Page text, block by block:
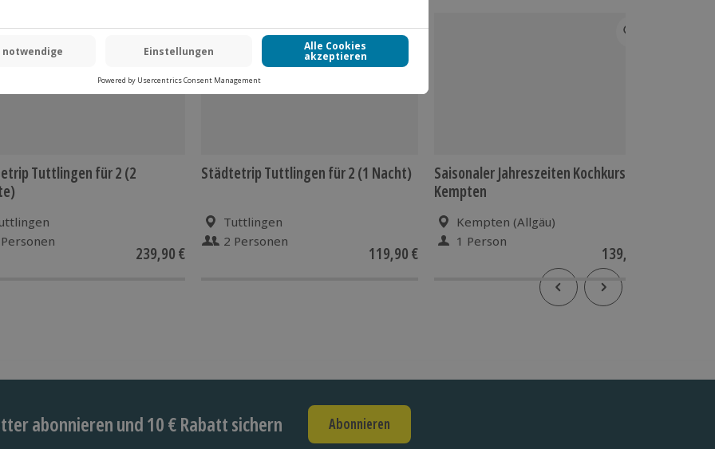
Tuttlingen für 2 (2
239,90 €
Städtetrip Tuttlingen für 2 (1 Nacht)
Tuttlingen
2 Personen
119,90 €
Saisonaler Jahreszeiten Kochkurs
Kempten
Kempten (Allgäu)
1 Person
139,90 €
abonnieren und 10 € Rabatt sichern Abonnieren